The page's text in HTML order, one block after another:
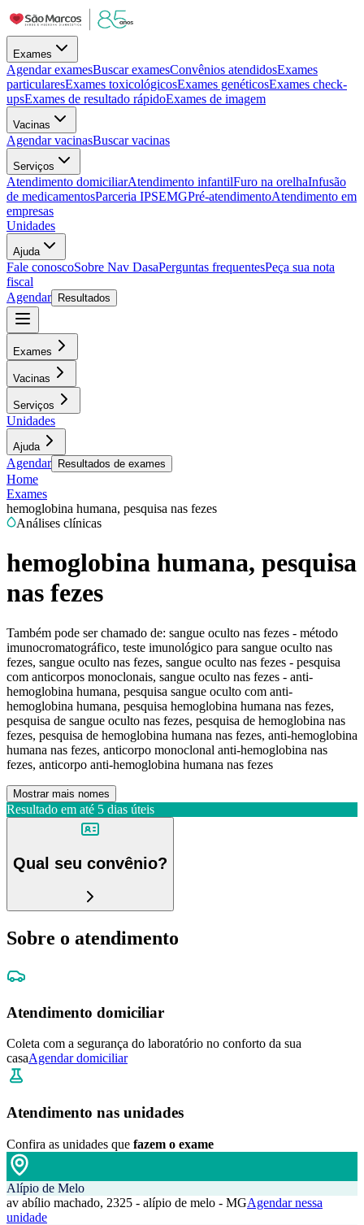
Exames
Agendar examesBuscar examesConvênios atendidosExames
particularesExames toxicológicosExames genéticosExames check-
upsExames de resultado rápidoExames de imagem
Vacinas
Agendar vacinasBuscar vacinas
Serviços
Atendimento domiciliarAtendimento infantilFuro na orelhaInfusão
de medicamentosParceria IPSEMGPré-atendimentoAtendimento em
empresas
Unidades
Ajuda
Fale conoscoSobre Nav DasaPerguntas frequentesPeça sua nota
fiscal
Agendar
Resultados
Exames
Vacinas
Serviços
Unidades
Ajuda
Agendar Resultados de exames
Home
Exames
hemoglobina humana, pesquisa nas fezes
Análises clínicas
hemoglobina humana, pesquisa
nas fezes
Também pode ser chamado de: sangue oculto nas fezes - método
imunocromatográfico, teste imunológico para sangue oculto nas
fezes, sangue oculto nas fezes, sangue oculto nas fezes - pesquisa
com anticorpos monoclonais, sangue oculto nas fezes - anti-
hemoglobina humana, pesquisa sangue oculto com anti-
hemoglobina humana, pesquisa hemoglobina humana nas fezes,
pesquisa de sangue oculto nas fezes, pesquisa de hemoglobina nas
fezes, pesquisa de hemoglobina humana nas fezes, anti-hemoglobina
humana nas fezes, anticorpo monoclonal anti-hemoglobina nas
fezes, anticorpo anti-hemoglobina humana nas fezes
Mostrar mais nomes
Resultado em até 5 dias úteis
Qual seu convênio?
Sobre o atendimento
Atendimento domiciliar
Coleta com a segurança do laboratório no conforto da sua
casaAgendar domiciliar
Atendimento nas unidades
Confira as unidades que fazem o exame
Alípio de Melo
av abílio machado, 2325 - alípio de melo - MGAgendar nessa
unidade